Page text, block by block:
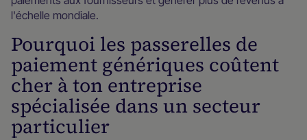
l'échelle mondiale.
Pourquoi les passerelles de
paiement génériques coûtent
cher à ton entreprise
spécialisée dans un secteur
particulier